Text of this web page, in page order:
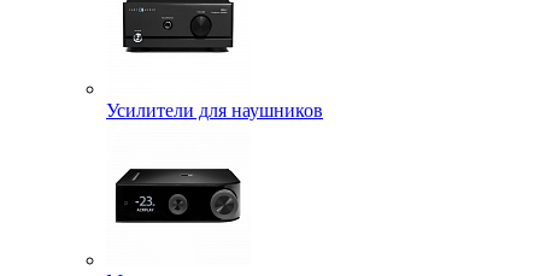
Усилители для наушников